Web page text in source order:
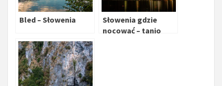
Bled – Słowenia
Słowenia gdzie
nocować – tanio